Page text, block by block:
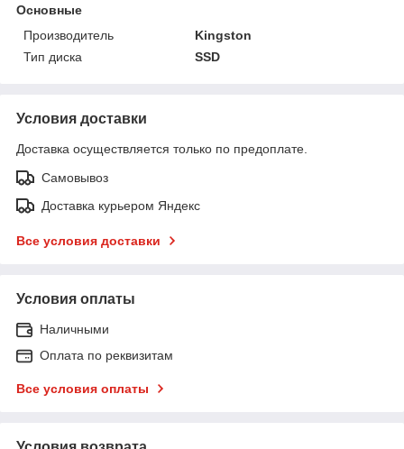
Основные
Производитель
Kingston
Тип диска
SSD
Условия доставки
Доставка осуществляется только по предоплате.
Самовывоз
Доставка курьером Яндекс
Все условия доставки
Условия оплаты
Наличными
Оплата по реквизитам
Все условия оплаты